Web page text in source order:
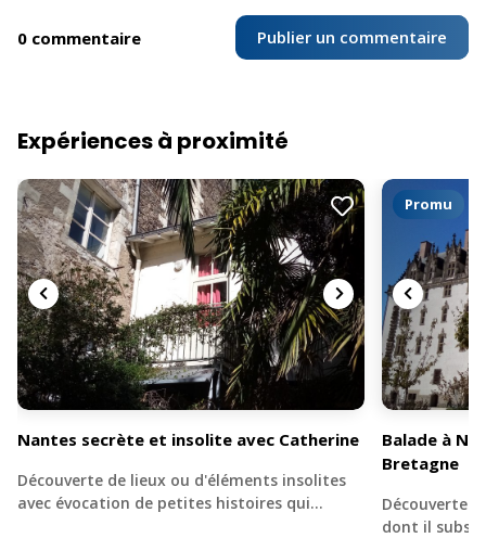
0 commentaire Publier un commentaire
Expériences à proximité
Nantes secrète et insolite avec Catherine
Découverte de lieux ou d'éléments insolites
avec évocation de petites histoires qui…
Promu
Balade à
Bretagne
Découverte
dont il